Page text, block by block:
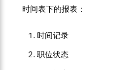
时间表下的报表：
时间记录
职位状态